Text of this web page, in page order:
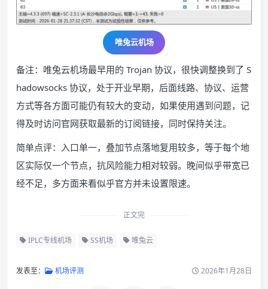
唯兔云机场
备注：唯兔云机场最早用的 Trojan 协议，很快调整换到了 S
hadowsocks 协议，处于开业早期，后面线路、协议、运营
方式等各方面可能仍有较大的变动，如果使用遇到问题，记
得及时访问官网获取最新的订阅链接，同时保持关注。
简单点评：入口单一，叠加节点落地复用较多，等于每个地
区实际仅一个节点，抗风险能力相对较弱。晚间似乎带宽已
经不足，多方面来看似乎官方并未设置限速。
正文完
IPLC专线机场 SS机场 唯兔云
发表至： 机场评测 2026年1月28日